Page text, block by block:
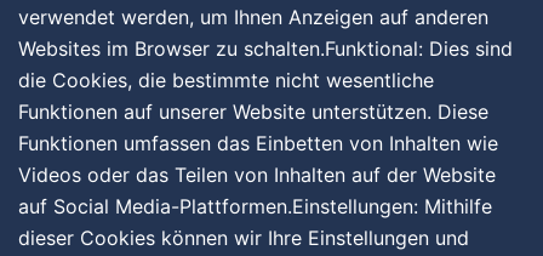
verwendet werden, um Ihnen Anzeigen auf anderen
Websites im Browser zu schalten.Funktional: Dies sind
die Cookies, die bestimmte nicht wesentliche
Funktionen auf unserer Website unterstützen. Diese
Funktionen umfassen das Einbetten von Inhalten wie
Videos oder das Teilen von Inhalten auf der Website
auf Social Media-Plattformen.Einstellungen: Mithilfe
dieser Cookies können wir Ihre Einstellungen und